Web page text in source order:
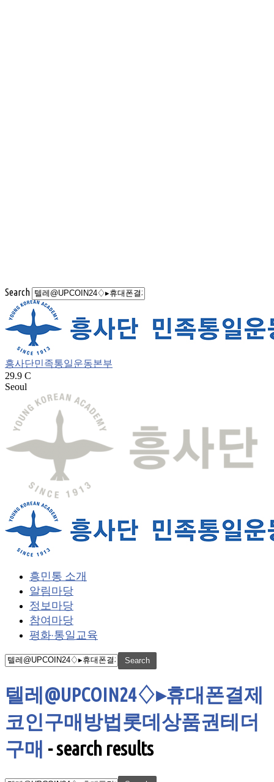
Search
흥사단민족통일운동본부
29.9 C
Seoul
흥민통 소개
알림마당
정보마당
참여마당
평화·통일교육
텔레@UPCOIN24♢▸휴대폰결제
코인구매방법롯데상품권테더
구매 -search results